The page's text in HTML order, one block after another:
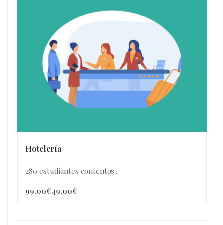
Hotelería
280 estudiantes contentos...
99.00€49.00€